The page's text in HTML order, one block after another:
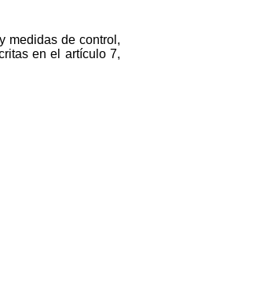
medidas de control,
en el artículo 7,